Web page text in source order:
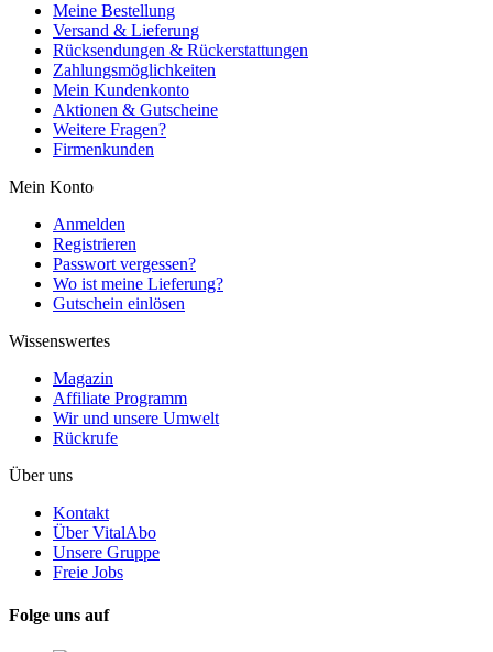
Meine Bestellung
Versand & Lieferung
Rücksendungen & Rückerstattungen
Zahlungsmöglichkeiten
Mein Kundenkonto
Aktionen & Gutscheine
Weitere Fragen?
Firmenkunden
Mein Konto
Anmelden
Registrieren
Passwort vergessen?
Wo ist meine Lieferung?
Gutschein einlösen
Wissenswertes
Magazin
Affiliate Programm
Wir und unsere Umwelt
Rückrufe
Über uns
Kontakt
Über VitalAbo
Unsere Gruppe
Freie Jobs
Folge uns auf